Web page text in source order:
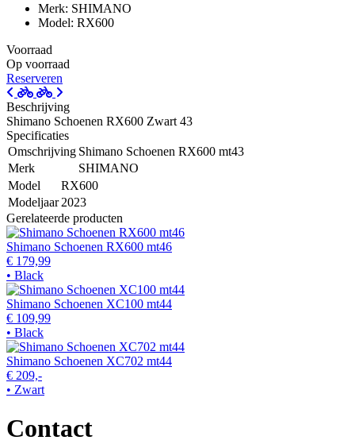
Merk: SHIMANO
Model: RX600
Voorraad
Op voorraad
Reserveren
Beschrijving
Shimano Schoenen RX600 Zwart 43
Specificaties
Omschrijving Shimano Schoenen RX600 mt43
Merk
SHIMANO
Model
RX600
Modeljaar 2023
Gerelateerde producten
Shimano Schoenen RX600 mt46
€ 179,99
• Black
Shimano Schoenen XC100 mt44
€ 109,99
• Black
Shimano Schoenen XC702 mt44
€ 209,-
• Zwart
Contact